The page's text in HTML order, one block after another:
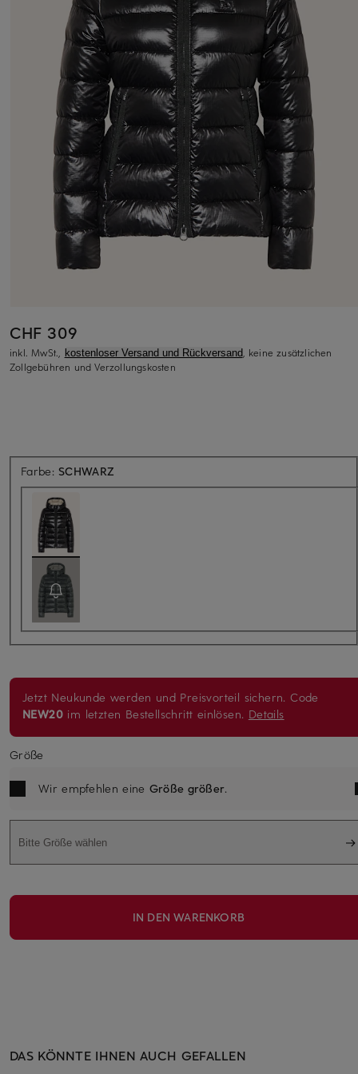
CHF 309
inkl. MwSt., kostenloser Versand und Rückversand, keine zusätzlichen
Zollgebühren und Verzollungskosten
Farbe: SCHWARZ
Jetzt Neukunde werden und Preisvorteil sichern. Code
NEW20 im letzten Bestellschritt einlösen. Details
Größe
Wir empfehlen eine Größe größer.
Bitte Größe wählen
IN DEN WARENKORB
DAS KÖNNTE IHNEN AUCH GEFALLEN